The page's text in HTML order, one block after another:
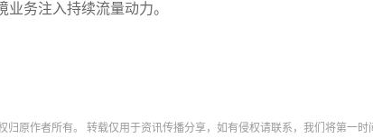
务注入持续流量动力。​
原作者所有。 转载仅用于资讯传播分享，如有侵权请联系，我们将第一时